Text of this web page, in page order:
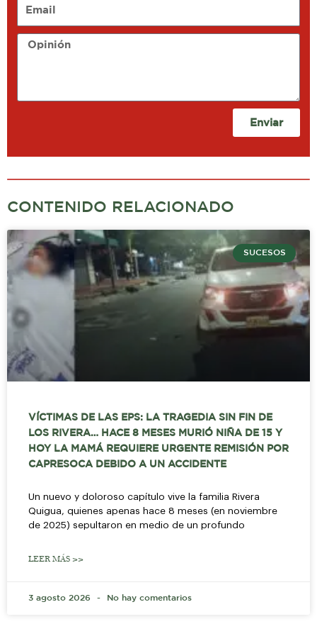
Opinión
Enviar
CONTENIDO RELACIONADO
SUCESOS
VÍCTIMAS DE LAS EPS: LA TRAGEDIA SIN FIN DE
LOS RIVERA… HACE 8 MESES MURIÓ NIÑA DE 15 Y
HOY LA MAMÁ REQUIERE URGENTE REMISIÓN POR
CAPRESOCA DEBIDO A UN ACCIDENTE
Un nuevo y doloroso capítulo vive la familia Rivera
Quigua, quienes apenas hace 8 meses (en noviembre
de 2025) sepultaron en medio de un profundo
LEER MÁS >>
3 agosto 2026 No hay comentarios